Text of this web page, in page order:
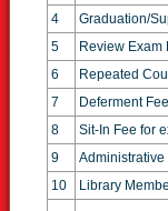
4
Graduation/
5
Review Exam
6
Repeated
7
Deferment
8
Sit-In Fee for
9
Administrative
10
Library